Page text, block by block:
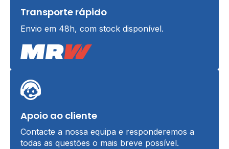
Transporte rápido
Envio em 48h, com stock disponível.
Apoio ao cliente
Contacte a nossa equipa e responderemos a
todas as questões o mais breve possível.